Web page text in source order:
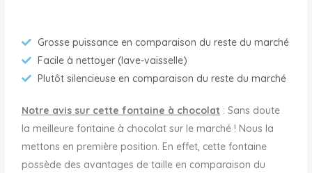
Grosse puissance en comparaison du reste du marché
Facile à nettoyer (lave-vaisselle)
Plutôt silencieuse en comparaison du reste du marché
Notre avis sur cette fontaine à chocolat : Sans doute
la meilleure fontaine à chocolat sur le marché ! Nous la
mettons en première position. En effet, cette fontaine
possède des avantages de taille en comparaison du